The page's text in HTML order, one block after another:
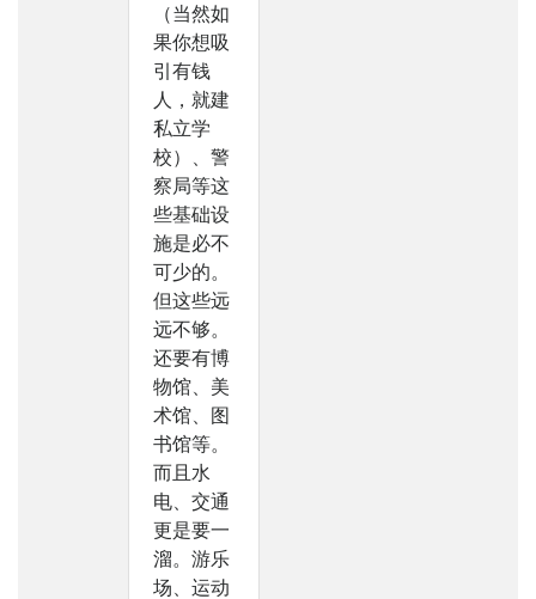
（当然如
果你想吸
引有钱
人，就建
私立学
校）、警
察局等这
些基础设
施是必不
可少的。
但这些远
远不够。
还要有博
物馆、美
术馆、图
书馆等。
而且水
电、交通
更是要一
溜。游乐
场、运动